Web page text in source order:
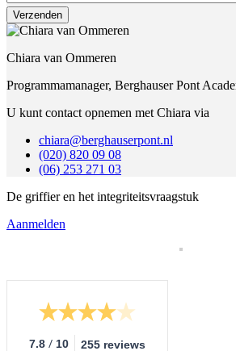
Chiara van Ommeren
Programmamanager, Berghauser Pont
U kunt contact opnemen met Chiara via
chiara@berghauserpont.nl
(020) 820 09 08
(06) 253 271 03
De griffier en het integriteitsvraagstuk
Aanmelden
7.8 / 10 255 reviews